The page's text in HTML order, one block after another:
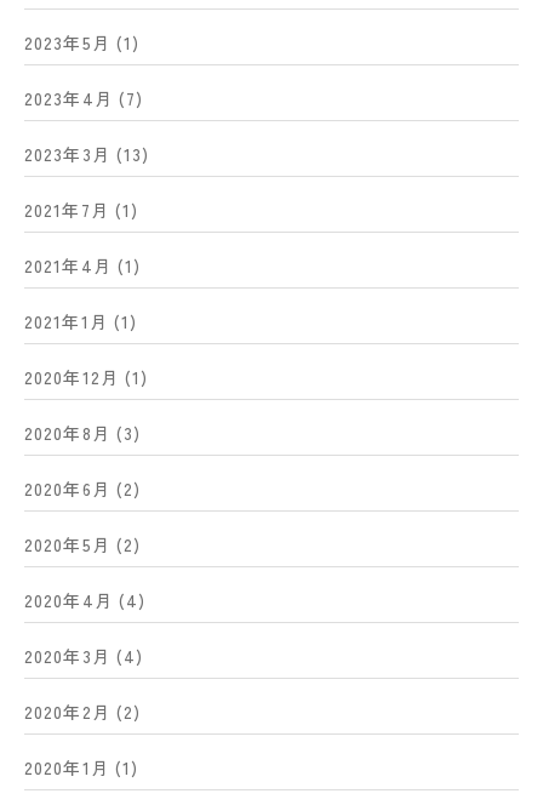
2023年5月 (1)
2023年4月 (7)
2023年3月 (13)
2021年7月 (1)
2021年4月 (1)
2021年1月 (1)
2020年12月 (1)
2020年8月 (3)
2020年6月 (2)
2020年5月 (2)
2020年4月 (4)
2020年3月 (4)
2020年2月 (2)
2020年1月 (1)